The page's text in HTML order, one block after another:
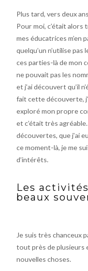
Plus tard, vers deux
Pour moi, c’était
mes éducatrices m’en
quelqu’un n’utilise pas
ces parties-là de mon
ne pouvait pas les
et j’ai découvert qu’il
fait cette découverte,
exploré mon propre
et c’était très agréable.
découvertes, que j’ai
ce moment-là, je me
d’intérêts.
Les
beaux
Je suis très chanceux
tout près de plusieurs
nouvelles choses.